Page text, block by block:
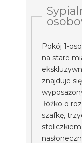
Pokój 1-
na stare
znajduje
łóżko o
szafkę,